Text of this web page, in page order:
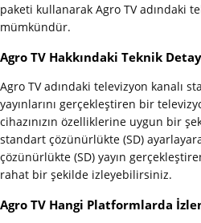
paketi kullanarak Agro TV adındaki
mümkündür.
Agro TV Hakkındaki Teknik
Agro TV adındaki televizyon kanalı
yayınlarını gerçekleştiren bir
cihazınızın özelliklerine uygun bir
standart çözünürlükte (SD)
çözünürlükte (SD) yayın
rahat bir şekilde izleyebilirsiniz.
Agro TV Hangi Platformlarda